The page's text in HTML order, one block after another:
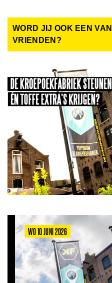
WORD JIJ OOK EEN
VRIENDEN?
WO 10 JUNI 2026